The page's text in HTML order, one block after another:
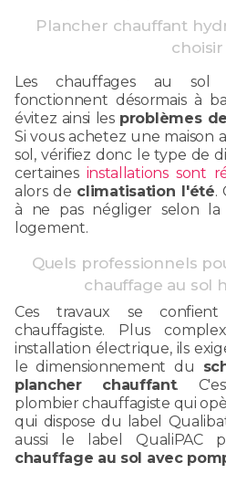
Plancher chauffant
choisir
Les chauffages au sol
fonctionnent désormais à
évitez ainsi les problèmes
Si vous achetez une maison
sol, vérifiez donc le type de
certaines installations sont
alors de climatisation l'été.
à ne pas négliger selon
logement.
Quels professionnels
chauffage au sol
Ces travaux se
chauffagiste. Plus
installation électrique, ils
le dimensionnement du
plancher chauffant.
plombier chauffagiste qui
qui dispose du label
aussi le label QualiPAC
chauffage au sol avec